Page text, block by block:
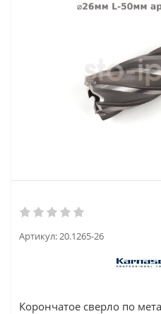
Артикул:20.1265-26
Корончатое сверло по